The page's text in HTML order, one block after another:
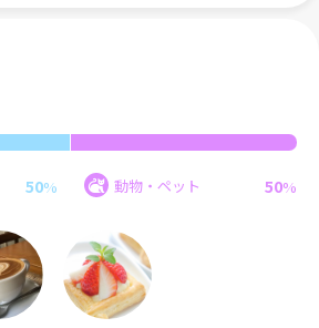
50% 動物・ペット 50%